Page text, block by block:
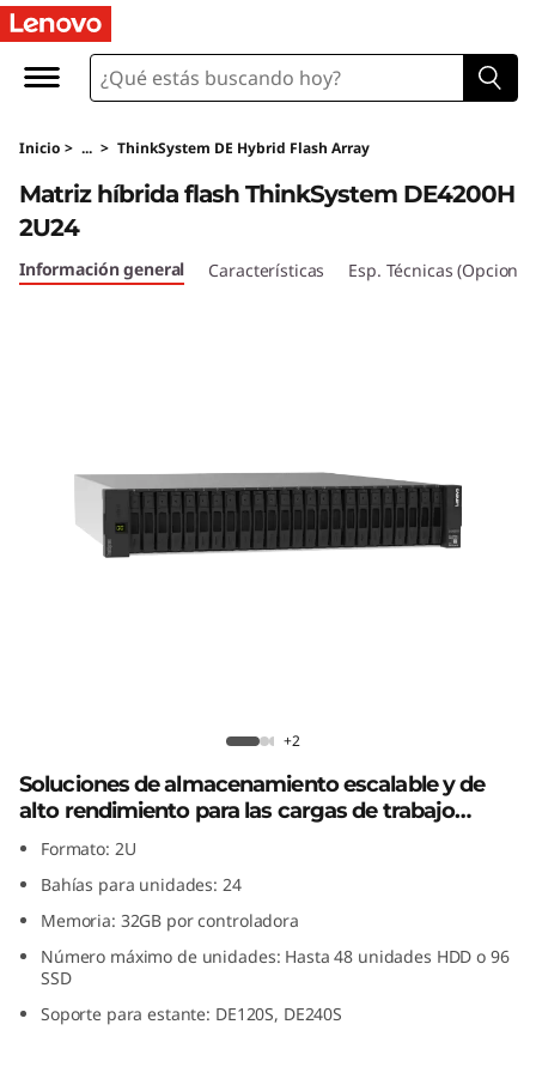
M
a
h
T
h
Inicio > ... > ThinkSystem DE Hybrid Flash Array
Matriz híbrida flash ThinkSystem DE4200H
2U24
Información general Características Esp. Técnicas
+2
Soluciones de almacenamiento escalable y de
alto rendimiento para las cargas de trabajo
actuales
Formato: 2U
Bahías para unidades: 24
Memoria: 32GB por controladora
Número máximo de unidades: Hasta 48 unidades HDD o 96
SSD
Soporte para estante: DE120S, DE240S